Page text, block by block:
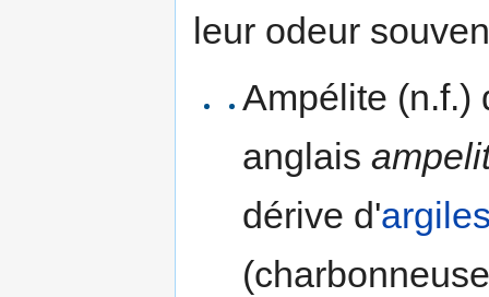
leur odeur
Ampélite (n.f.)
anglais
dérive d'